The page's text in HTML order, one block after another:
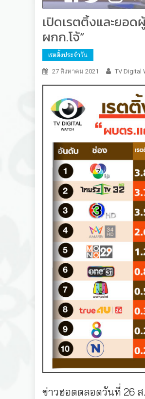
เปิดเรตติ้งและยอ
ผกก.โจ้”
เรตติ้งประจำวัน
27 สิงหาคม 2021 TV Digital
ข่าวฮอตตลอดวันที่ 26